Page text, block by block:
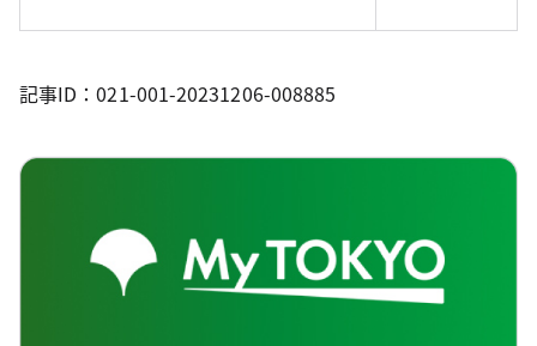
記事ID：021-001-20231206-008885